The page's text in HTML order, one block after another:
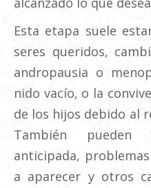
Esta etapa suele
seres queridos,
andropausia o
nido vacío, o la
de los hijos debido al
También
anticipada,
a aparecer y otros